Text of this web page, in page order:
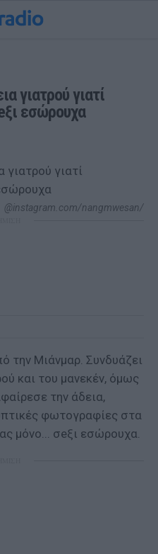
γιατρού γιατί
εσώρουχα
@instagram.com/nangmwesan/
την Μιάνμαρ. Συνδυάζει
και του μανεκέν, όμως
την άδεια,
φωτογραφίες στα
μόνο... σeξι εσώρουχα.